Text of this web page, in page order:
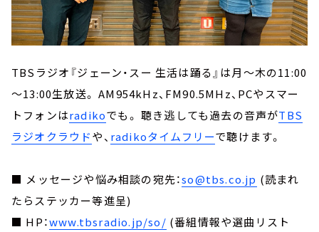
TBSラジオ『ジェーン・スー 生活は踊る』は月～木の11:00
～13:00生放送。 AM954kHz、FM90.5MHz、PCやスマー
トフォンはradikoでも。 聴き逃しても過去の音声がTBS
ラジオクラウドや、 radikoタイムフリーで聴けます。
■ メッセージや悩み相談の宛先：so@tbs.co.jp (読まれ
たらステッカー等進呈)
■ HP：www.tbsradio.jp/so/ (番組情報や選曲リスト